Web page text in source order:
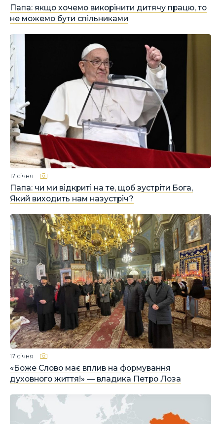
Папа: якщо хочемо викорінити дитячу працю, то
не можемо бути спільниками
Папа: чи ми відкриті на те, щоб зустріти Бога,
Який виходить нам назустріч?
17 січня
«Боже Слово має вплив на формування
духовного життя!» — владика Петро Лоза
17 січня